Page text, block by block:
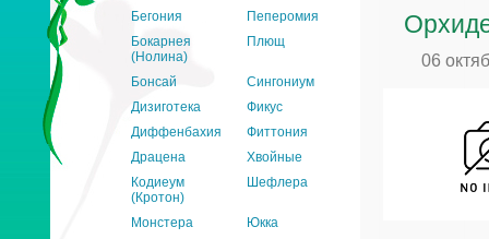
Бегония
Пеперомия
Бокарнея
(Нолина)
Плющ
Бонсай
Сингониум
Дизиготека
Фикус
Диффенбахия
Фиттония
Драцена
Хвойные
Кодиеум
(Кротон)
Шефлера
Монстера Юкка
06